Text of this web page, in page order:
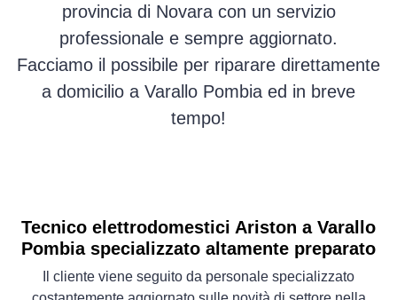
provincia di Novara con un servizio
professionale e sempre aggiornato.
Facciamo il possibile per riparare direttamente
a domicilio a Varallo Pombia ed in breve
tempo!
Tecnico elettrodomestici Ariston a Varallo
Pombia specializzato altamente preparato
Il cliente viene seguito da personale specializzato